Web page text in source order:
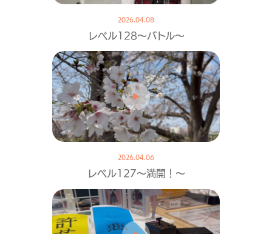
2026.04.08
レベル128〜バトル〜
2026.04.06
レベル127〜満開！〜